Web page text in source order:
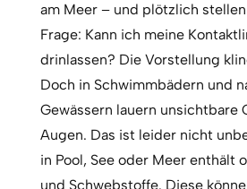
am Meer – und plötzlich
Frage: Kann ich meine
drinlassen? Die Vorstellung
Doch in Schwimmbädern und
Gewässern lauern unsichtbare
Augen. Das ist leider nicht
in Pool, See oder Meer enthält
und Schwebstoffe. Diese